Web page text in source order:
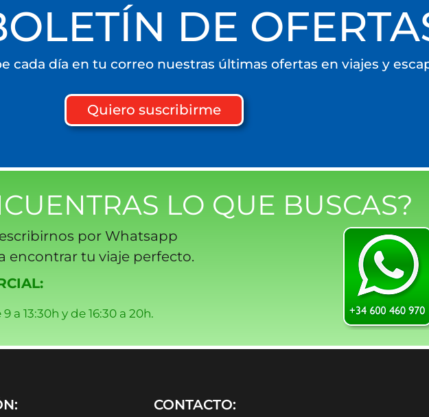
DE
cada día en tu correo nuestras últimas ofertas en viajes y
Quiero suscribirme
LO QUE BUSCAS?
por Whatsapp
encontrar tu viaje perfecto.
a 13:30h y de 16:30 a 20h.
CONTACTO: